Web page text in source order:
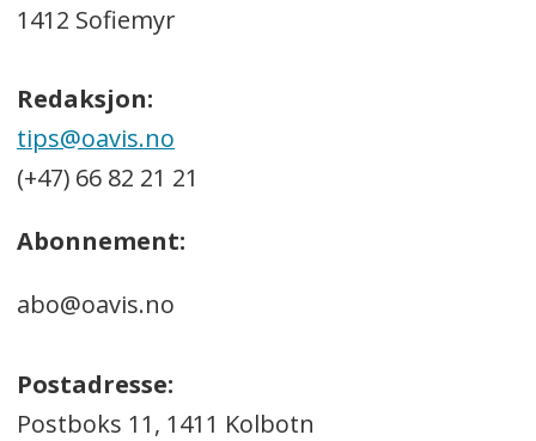
1412 Sofiemyr
Redaksjon:
tips@oavis.no
(+47) 66 82 21 21
Abonnement:
abo@oavis.no
Postadresse:
Postboks 11, 1411 Kolbotn